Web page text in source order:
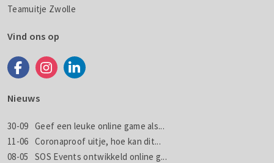
Teamuitje Zwolle
Vind ons op
Nieuws
30-09 Geef een leuke online game als...
11-06 Coronaproof uitje, hoe kan dit...
08-05
SOS Events ontwikkeld online g...